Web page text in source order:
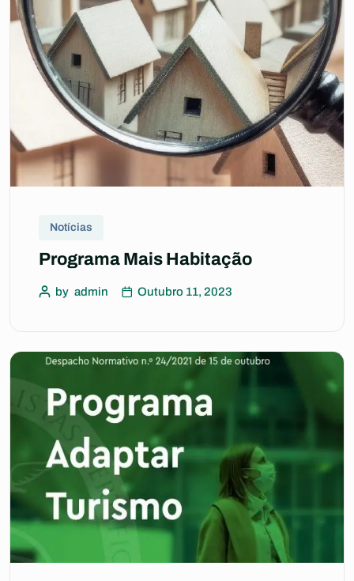
Notícias
Programa Mais Habitação
by admin Outubro 11, 2023